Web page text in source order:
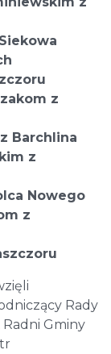
z
Barchlina
z
Nowego
z
Rady
Gminy